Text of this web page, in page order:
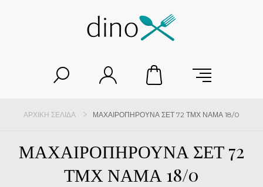
ΑΡΧΙΚΉ ΣΕΛΊΔΑ ΜΑΧΑΙΡΟΠΗΡΟΥΝΑ ΣΕΤ 72 ΤΜΧ ΝΑΜΑ 18/0
ΜΑΧΑΙΡΟΠΗΡΟΥΝΑ ΣΕΤ 72
ΤΜΧ ΝΑΜΑ 18/0